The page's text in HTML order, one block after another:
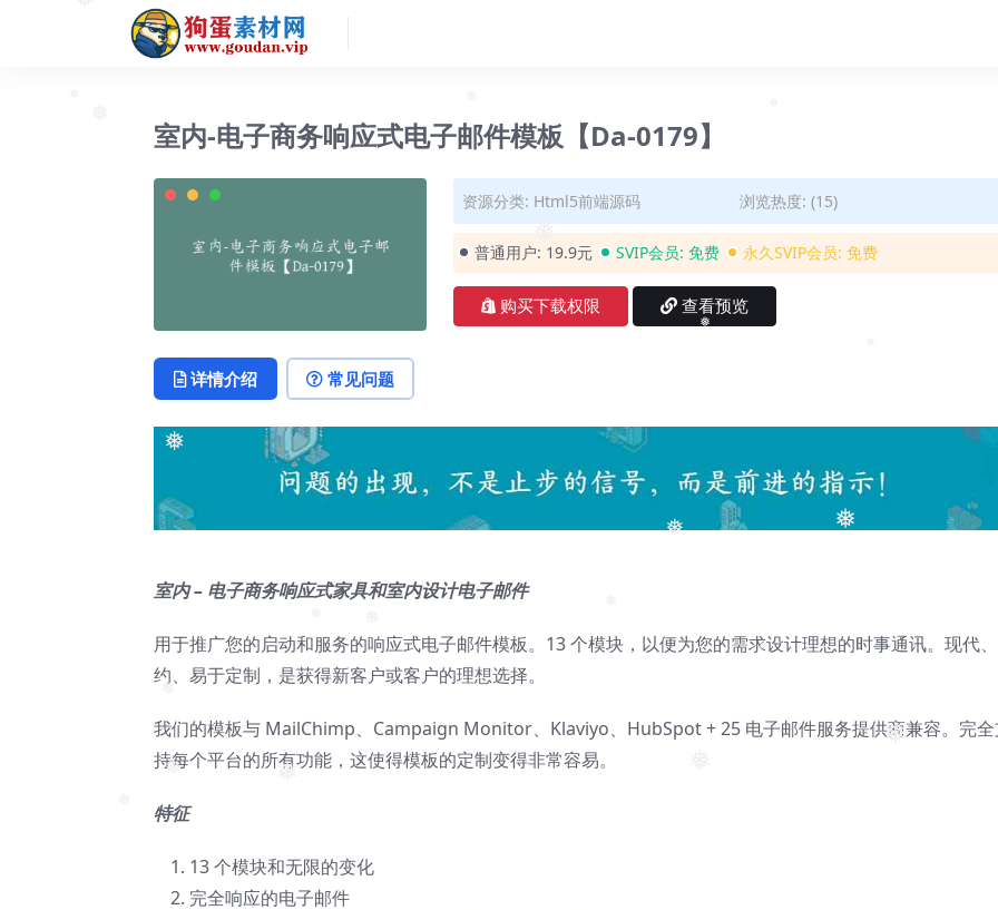
❅
❅
❅
❅
❅
室内-电子商务响应式电子邮件模板【Da-0179】
资源分类: Html5前端源码 浏览热度: (15)
普通用户: 19.9元 SVIP会员: 免费 永久SVIP会员: 免费
购买下载权限 查看预览
详情介绍 常见问题
室内 – 电子商务响应式家具和室内设计电子邮件
用于推广您的启动和服务的响应式电子邮件模板。13 个模块，以便为您的需求设计理想的时事通讯。现代
约、易于定制，是获得新客户或客户的理想选择。
我们的模板与 MailChimp、Campaign Monitor、Klaviyo、HubSpot + 25 电子邮件服务提供商兼容。完
持每个平台的所有功能，这使得模板的定制变得非常容易。
特征
13 个模块和无限的变化
完全响应的电子邮件